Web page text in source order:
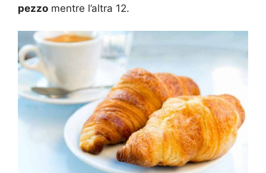
pezzo mentre l’altra 12.